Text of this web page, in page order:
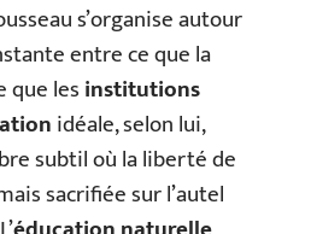
s’organise autour
entre ce que la
que lesinstitutions
idéale, selon lui,
subtil où la liberté de
sacrifiée sur l’autel